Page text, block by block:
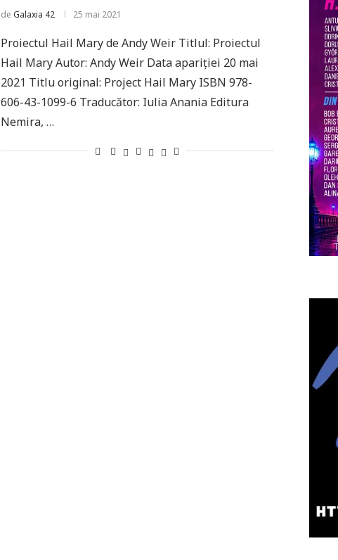
de Galaxia 42 25 mai 2021
Proiectul Hail Mary de Andy Weir Titlul: Proiectul
Hail Mary Autor: Andy Weir Data apariției 20 mai
2021 Titlu original: Project Hail Mary ISBN 978-
606-43-1099-6 Traducător: Iulia Anania Editura
Nemira, …